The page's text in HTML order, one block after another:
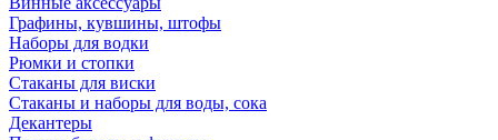
Графины, кувшины, штофы
Наборы для водки
Рюмки и стопки
Стаканы для виски
Стаканы и наборы для воды, сока
Декантеры